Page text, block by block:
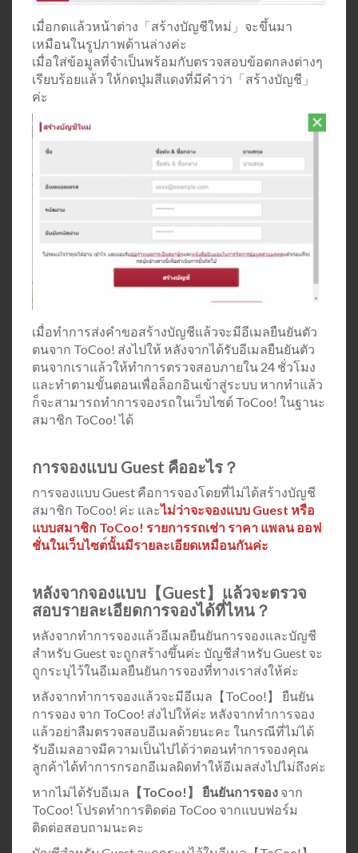
เมื่อกดแล้วหน้าต่าง「สร้างบัญชีใหม่」จะขึ้นมา
เหมือนในรูปภาพด้านล่างค่ะ
เมื่อใส่ข้อมูลที่จำเป็นพร้อมกับตรวจสอบข้อตกลงต่างๆ
เรียบร้อยแล้ว ให้กดปุ่มสีแดงที่มีคำว่า「สร้างบัญชี」
ค่ะ
เมื่อทำการส่งคำขอสร้างบัญชีแล้วจะมีอีเมลยืนยันตัว
ตนจาก ToCoo! ส่งไปให้ หลังจากได้รับอีเมลยืนยันตัว
ตนจากเราแล้วให้ทำการตรวจสอบภายใน 24 ชั่วโมง
และทำตามขั้นตอนเพื่อล็อกอินเข้าสู่ระบบ หากทำแล้ว
ก็จะสามารถทำการจองรถในเว็บไซต์ ToCoo! ในฐานะ
สมาชิก ToCoo! ได้
การจองแบบ Guest คืออะไร？
การจองแบบ Guest คือการจองโดยที่ไม่ได้สร้างบัญชี
สมาชิก ToCoo! ค่ะ และไม่ว่าจะจองแบบ Guest หรือ
แบบสมาชิก ToCoo! รายการรถเช่า ราคา แพลน ออฟ
ชั่นในเว็บไซตนั้นมีรายละเอียดเหมือนกันค่ะ
หลังจากจองแบบ【Guest】แล้วจะตรวจ
สอบรายละเอียดการจองได้ที่ไหน？
หลังจากทำการจองแล้วอีเมลยืนยันการจองและบัญชี
สำหรับ Guest จะถูกสร้างขึ้นค่ะ บัญชีสำหรับ Guest จะ
ถูกระบุไว้ในอีเมลยืนยันการจองที่ทางเราส่งให้ค่ะ
หลังจากทำการจองแล้วจะมีอีเมล【ToCoo!】 ยืนยัน
การจอง จาก ToCoo! ส่งไปให้ค่ะ หลังจากทำการจอง
แล้วอย่าลืมตรวจสอบอีเมลด้วยนะคะ ในกรณีที่ไม่ได้
รับอีเมลอาจมีความเป็นไปได้ว่าตอนทำการจองคุณ
ลูกค้าได้ทำการกรอกอีเมลผิดทำให้อีเมลส่งไปไม่ถึงค่ะ
หากไม่ได้รับอีเมล 【ToCoo!】 ยืนยันการจอง จาก
ToCoo! โปรดทำการติดต่อ ToCoo จากแบบฟอร์ม
ติดต่อสอบถามนะคะ